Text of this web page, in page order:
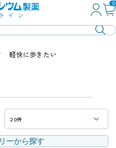
0
軽快に歩きたい
20件
ーから探す